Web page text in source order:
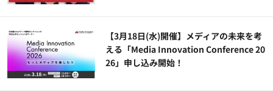
【3月18日(水)開催】メディアの未来を考
える「Media Innovation Conference 20
26」申し込み開始！